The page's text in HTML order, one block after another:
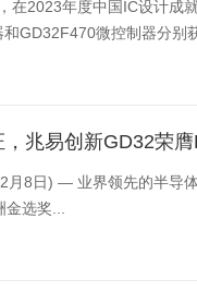
在2023年度中国IC设计成
GD32F470微控制器分别
，兆易创新GD32荣
半导体器件供应商兆易创新GigaDevice(股票代码
选奖...